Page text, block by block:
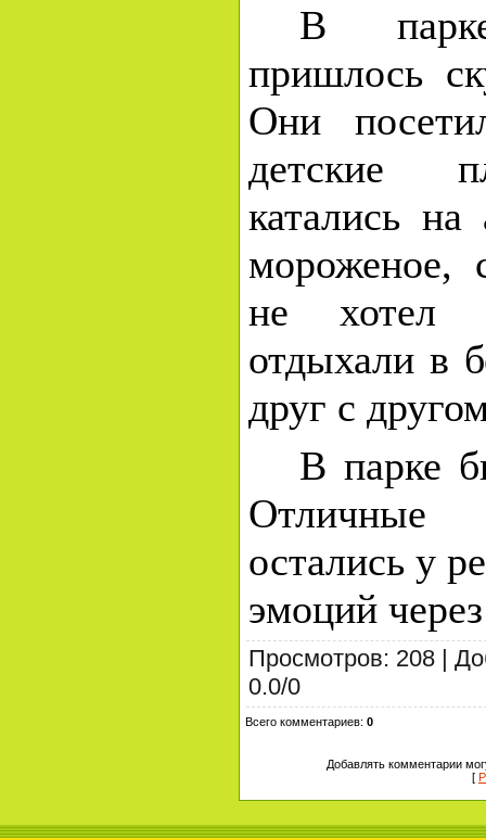
В
пришлось
Они
детские
катались на
мороженое,
не хотел
отдыхали в
друг с
В парке
остались у
эмоций
Просмотров: 208 |
0.0/0
Всего комментариев: 0
Добавлять комментарии
[